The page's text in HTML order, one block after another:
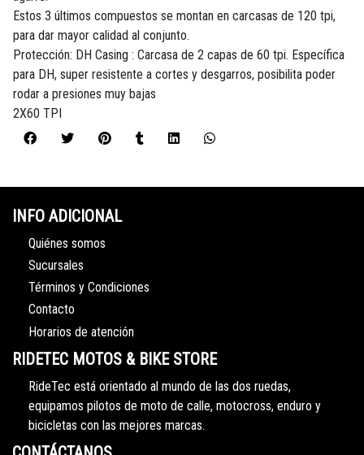
Estos 3 últimos compuestos se montan en carcasas de 120 tpi,
para dar mayor calidad al conjunto.
Protección: DH Casing : Carcasa de 2 capas de 60 tpi. Específica
para DH, super resistente a cortes y desgarros, posibilita poder
rodar a presiones muy bajas
2X60 TPI
INFO ADICIONAL
Quiénes somos
Sucursales
Términos y Condiciones
Contacto
Horarios de atención
RIDETEC MOTOS & BIKE STORE
RideTec está orientado al mundo de las dos ruedas,
equipamos pilotos de moto de calle, motocross, enduro y
bicicletas con las mejores marcas.